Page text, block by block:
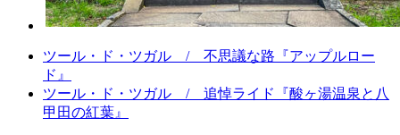
ツール・ド・ツガル / 不思議な路『アップルロー
ド』
ツール・ド・ツガル / 追悼ライド『酸ヶ湯温泉と八
甲田の紅葉』